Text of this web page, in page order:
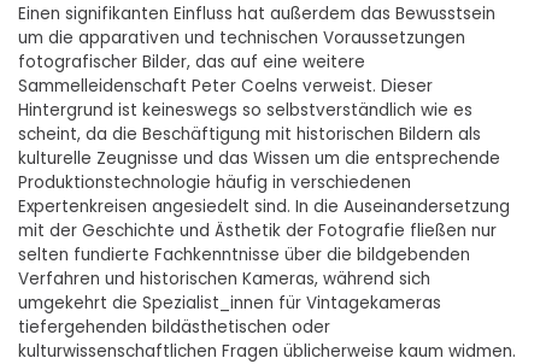
Einen signifikanten Einfluss hat außerdem das Bewusstsein
um die apparativen und technischen Voraussetzungen
fotografischer Bilder, das auf eine weitere
Sammelleidenschaft Peter Coelns verweist. Dieser
Hintergrund ist keineswegs so selbstverständlich wie es
scheint, da die Beschäftigung mit historischen Bildern als
kulturelle Zeugnisse und das Wissen um die entsprechende
Produktionstechnologie häufig in verschiedenen
Expertenkreisen angesiedelt sind. In die Auseinandersetzung
mit der Geschichte und Ästhetik der Fotografie fließen nur
selten fundierte Fachkenntnisse über die bildgebenden
Verfahren und historischen Kameras, während sich
umgekehrt die Spezialist_innen für Vintagekameras
tiefergehenden bildästhetischen oder
kulturwissenschaftlichen Fragen üblicherweise kaum widmen.